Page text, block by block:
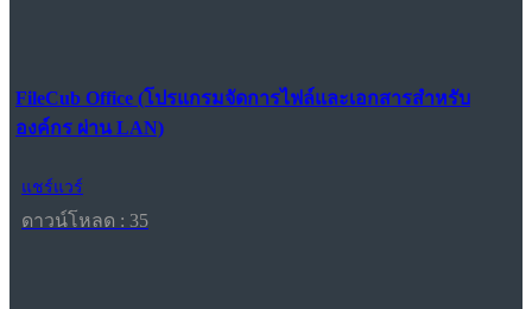
FileCub Office (โปรแกรมจัดการไฟล์และเอกสารสำหรับ
องค์กร ผ่าน LAN)
แชร์แวร์
ดาวน์โหลด : 35